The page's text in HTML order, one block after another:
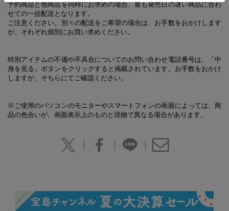
予約商品と他商品を同時にお求めの場合、最も発売日の遅い商品に合わ
せての一括配送となります。
ご注意ください。別々の配送をご希望の場合は、お手数をおかけします
が、それぞれ個別にお買い求めください。
特別アイテムの不備や不具合についてのお問い合わせ電話番号は、「中
身を見る」ボタンをクリックすると掲載されています。お手数をおかけ
しますが、そちらにてご確認ください。
※ご使用のパソコンのモニターやスマートフォンの画面によっては、商
品の色合いが、画面表示上のものと現物で異なる場合があります。